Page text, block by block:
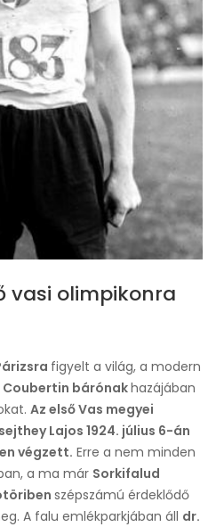
vasi olimpikonra
figyelt a világ, a modern
Coubertin bárónakhazájában
Az első Vas megyei
Lajos 1924. július 6-án
végzett. Erre a nem minden
a ma már Sorkifalud
szépszámú érdeklődő
A falu emlékparkjában áll dr.